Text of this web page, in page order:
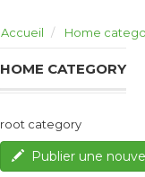
Accueil Home
HOME CATEGORY
root category
Publier une